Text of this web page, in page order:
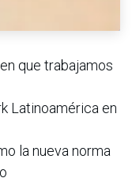
que trabajamos
Latinoamérica en
la nueva norma